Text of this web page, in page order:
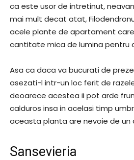
ca este usor de intretinut,
mai mult decat atat,
acele plante de apartament
cantitate mica de lumina pentru
Asa ca daca va bucurati de
asezati-l intr-un loc ferit de
deoarece acestea ii pot arde
calduros insa in acelasi timp
aceasta planta are nevoie de un
Sansevieria